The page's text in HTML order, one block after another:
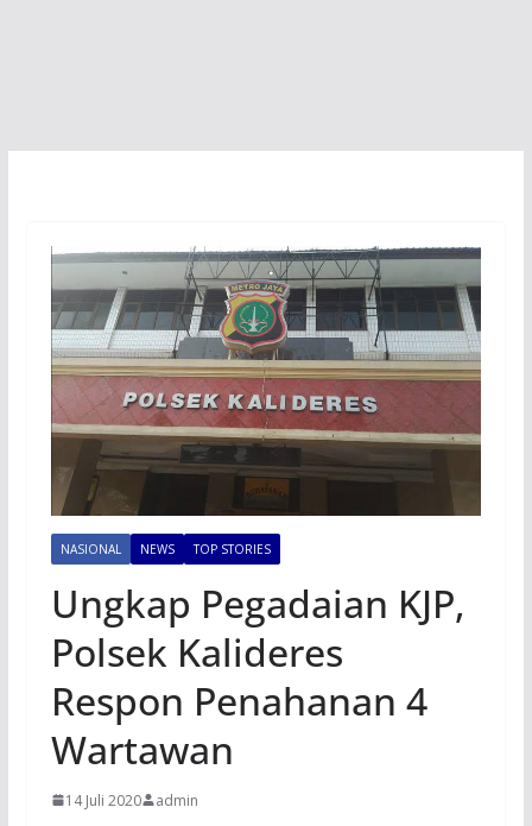
NASIONAL NEWS TOP STORIES
Ungkap Pegadaian KJP,
Polsek Kalideres
Respon Penahanan 4
Wartawan
14 Juli 2020 admin